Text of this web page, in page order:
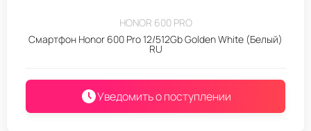
HONOR 600 PRO
Смартфон Honor 600 Pro 12/512Gb Golden White (Белый)
RU
Уведомить о поступлении